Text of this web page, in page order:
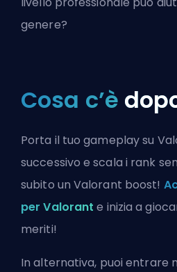
genere?
Cosa c’è
Porta il tuo gameplay su
successivo e scala i rank
subito un Valorant boost!
per Valorant e inizia a
meriti!
In alternativa, puoientrare